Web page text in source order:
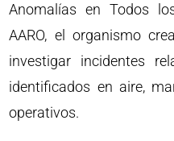
Anomalías en Todos
AARO, el organismo
investigar incidentes
identificados en aire,
operativos.